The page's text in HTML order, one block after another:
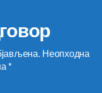
Неопходна
*